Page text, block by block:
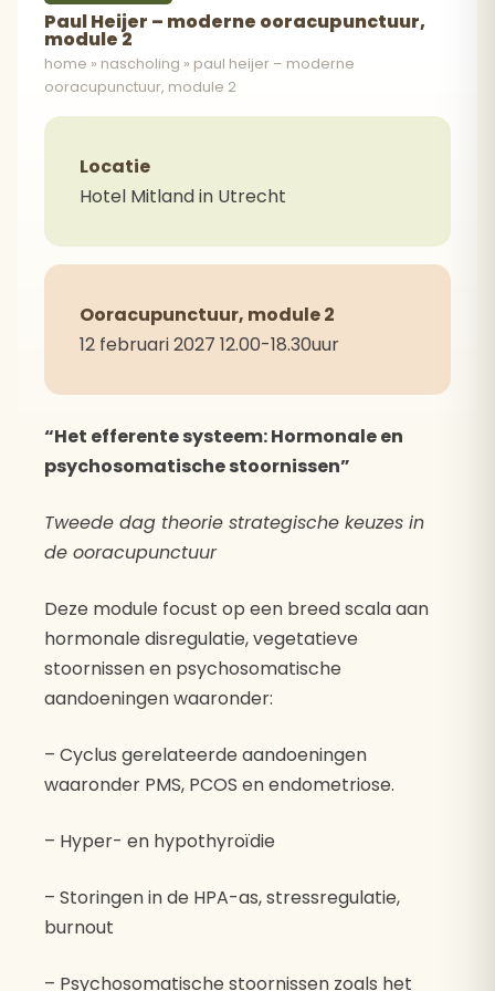
Paul Heijer – moderne ooracupunctuur,
module 2
home » nascholing » paul heijer – moderne
ooracupunctuur, module 2
Locatie
Hotel Mitland in Utrecht
Ooracupunctuur, module 2
12 februari 2027 12.00-18.30uur
“Het efferente systeem: Hormonale en
psychosomatische stoornissen”
Tweede dag theorie strategische keuzes in
de ooracupunctuur
Deze module focust op een breed scala aan
hormonale disregulatie, vegetatieve
stoornissen en psychosomatische
aandoeningen waaronder:
– Cyclus gerelateerde aandoeningen
waaronder PMS, PCOS en endometriose.
– Hyper- en hypothyroïdie
– Storingen in de HPA-as, stressregulatie,
burnout
– Psychosomatische stoornissen zoals het